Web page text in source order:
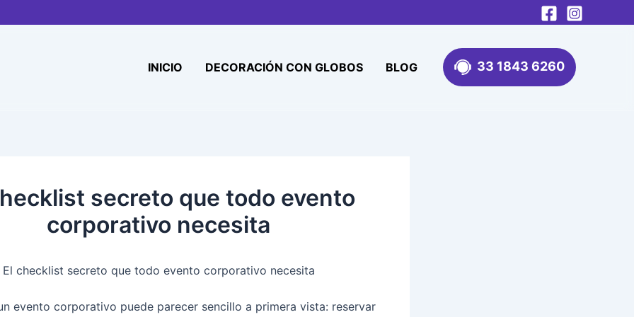
INICIO
DECORACIÓN CON GLOBOS BLOG 33 1843 6260
secreto que todo evento
corporativo necesita
El checklist secreto que todo evento corporativo necesita
evento corporativo puede parecer sencillo a primera vista: reservar